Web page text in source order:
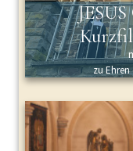
zu